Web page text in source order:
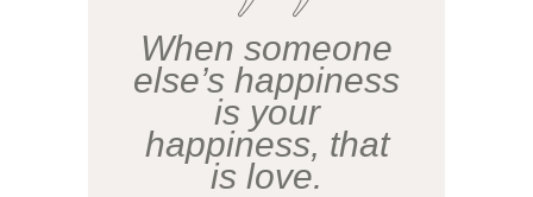
When someone
else’s happiness
is your
happiness, that
is love.